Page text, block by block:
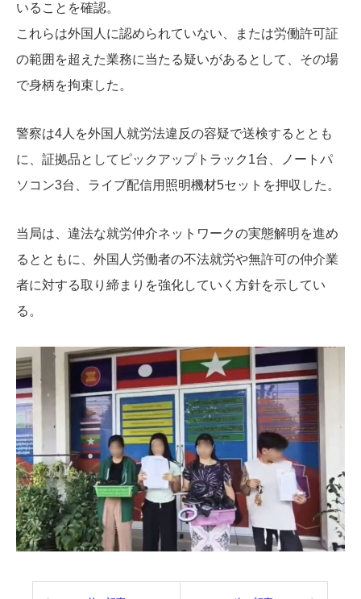
いることを確認。
これらは外国人に認められていない、または労働許可証
の範囲を超えた業務に当たる疑いがあるとして、その場
で身柄を拘束した。
警察は4人を外国人就労法違反の容疑で送検するととも
に、証拠品としてピックアップトラック1台、ノートパ
ソコン3台、ライブ配信用照明機材5セットを押収した。
当局は、違法な就労仲介ネットワークの実態解明を進め
るとともに、外国人労働者の不法就労や無許可の仲介業
者に対する取り締まりを強化していく方針を示してい
る。